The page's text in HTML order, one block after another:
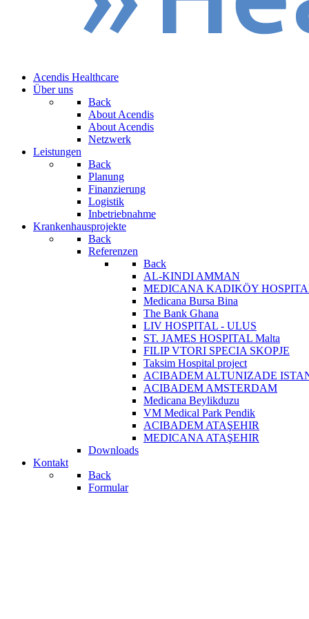
Acendis Healthcare
Über uns
Back
About Acendis
About Acendis
Netzwerk
Leistungen
Back
Planung
Finanzierung
Logistik
Inbetriebnahme
Krankenhausprojekte
Back
Referenzen
Back
AL-KINDI AMMAN
MEDICANA KADIKÖY
Medicana Bursa Bina
The Bank Ghana
LIV HOSPITAL - ULUS
ST. JAMES HOSPITAL Malta
FILIP VTORI SPECIA SKOPJE
Taksim Hospital project
ACIBADEM ALTUNIZADE
ACIBADEM AMSTERDAM
Medicana Beylikduzu
VM Medical Park Pendik
ACIBADEM ATAŞEHIR
MEDICANA ATAŞEHIR
Downloads
Kontakt
Back
Formular